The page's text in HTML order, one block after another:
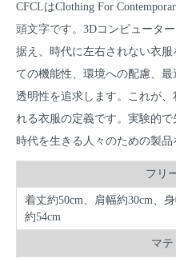
CFCLはClothing For
頭文字です。3Dコンピュータ
据え、時代に左右されない衣
ての機能性、環境への配慮、
透明性を追求します。これが
れる衣服の定義です。実験的
時代を生きる人々のための製品
フリ
着丈約50cm、肩幅約30cm、
約54cm
マ